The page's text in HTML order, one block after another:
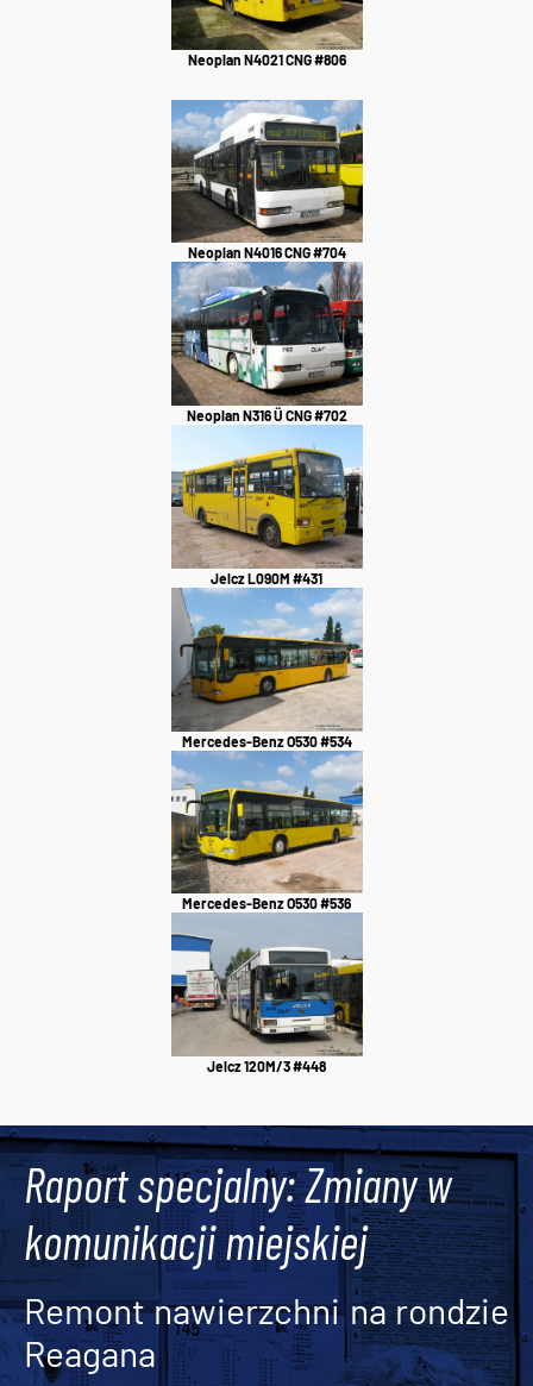
Neoplan N4021 CNG #806
Neoplan N4016 CNG #704
Neoplan N316 Ü CNG #702
Jelcz L090M #431
Mercedes-Benz O530 #534
Mercedes-Benz O530 #536
Jelcz 120M/3 #448
Raport specjalny: Zmiany w
komunikacji miejskiej
Remont nawierzchni na rondzie
Reagana